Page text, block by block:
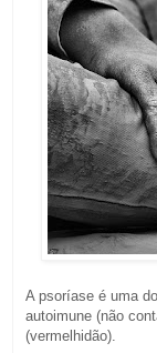
A psoríase é uma
autoimune (não
(vermelhidão).